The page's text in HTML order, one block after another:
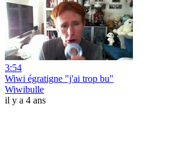
3:54
Wiwi égratigne "j'ai trop bu"
Wiwibulle
il y a 4 ans